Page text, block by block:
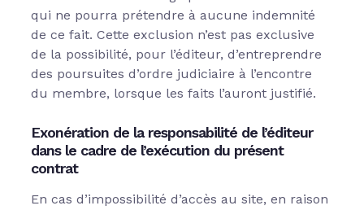
qui ne pourra prétendre à aucune indemnité
de ce fait. Cette exclusion n’est pas exclusive
de la possibilité, pour l’éditeur, d’entreprendre
des poursuites d’ordre judiciaire à l’encontre
du membre, lorsque les faits l’auront justifié.
Exonération de la responsabilité de l’éditeur
dans le cadre de l’exécution du présent
contrat
En cas d’impossibilité d’accès au site, en raison